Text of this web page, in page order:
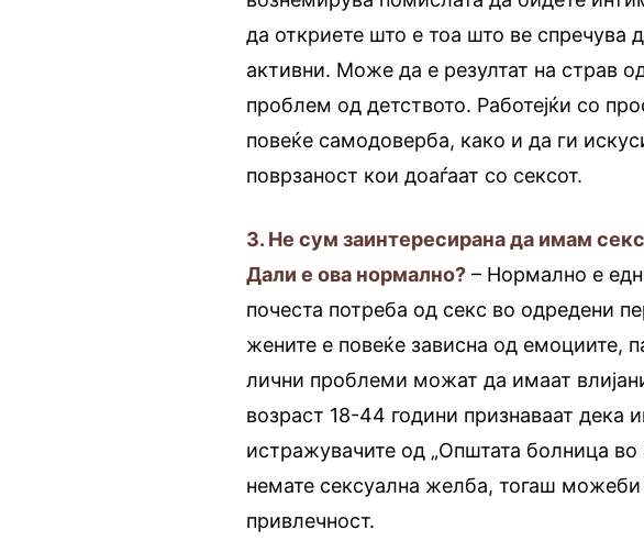
да откриете што е тоа што ве спречува
активни. Може да е резултат на страв
проблем од детството. Работејќи со
повеќе самодоверба, како и да ги
поврзаност кои доаѓаат со сексот.
3. Не сум заинтересирана да имам
Дали е ова нормално? – Нормално е
почеста потреба од секс во одредени
жените е повеќе зависна од емоциите,
лични проблеми можат да имаат
возраст 18-44 години признаваат дека
истражувачите од „Општата болница
немате сексуална желба, тогаш
привлечност.